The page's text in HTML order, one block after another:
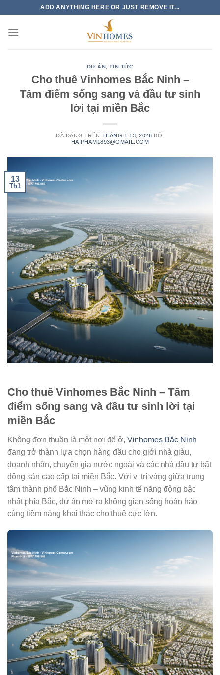
nội
ADD ANYTHING HERE OR JUST REMOVE IT...
DỰ ÁN, TIN TỨC
Cho thuê Vinhomes Bắc Ninh –
Tâm điểm sống sang và đầu tư sinh
lời tại miền Bắc
ĐÃ ĐĂNG TRÊN THÁNG 1 13, 2026 BỞI
HAIPHAM1893@GMAIL.COM
13
Th1
Cho thuê Vinhomes Bắc Ninh – Tâm
điểm sống sang và đầu tư sinh lời tại
miền Bắc
Không đơn thuần là một nơi để ở, Vinhomes Bắc Ninh
đang trở thành lựa chọn hàng đầu cho giới nhà giàu,
doanh nhân, chuyên gia nước ngoài và các nhà đầu tư bất
động sản cao cấp tại miền Bắc. Với vị trí vàng giữa trung
tâm thành phố Bắc Ninh – vùng kinh tế năng động bậc
nhất phía Bắc, dự án mở ra không gian sống hoàn hảo
cùng tiềm năng khai thác cho thuê cực lớn.